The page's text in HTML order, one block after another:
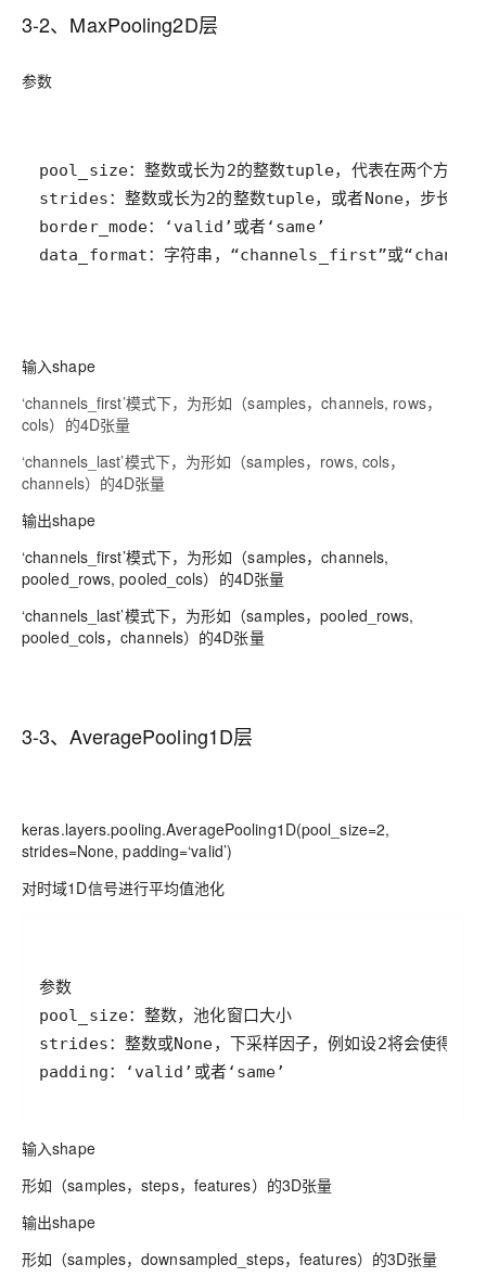
3-2、MaxPooling2D层
参数
data_format：字符串，“channels_first”或
输入shape
‘channels_first’模式下，为形如（samples，channels, rows，
cols）的4D张量
‘channels_last’模式下，为形如（samples，rows, cols，
channels）的4D张量
输出shape
‘channels_first’模式下，为形如（samples，channels,
pooled_rows, pooled_cols）的4D张量
‘channels_last’模式下，为形如（samples，pooled_rows,
pooled_cols，channels）的4D张量
3-3、AveragePooling1D层
keras.layers.pooling.AveragePooling1D(pool_size=2,
strides=None, padding=‘valid’)
对时域1D信号进行平均值池化
pool_size：整数，池化窗口大小
padding：‘valid’或者‘same’
输入shape
形如（samples，steps，features）的3D张量
输出shape
形如（samples，downsampled_steps，features）的3D张量